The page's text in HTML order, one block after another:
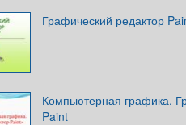
Графический редактор
Компьютерная графика.
Paint